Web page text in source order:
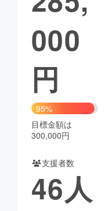
書籍・雑誌
チャレンジ
CAMPFIRE Creation
コミュニティ
000
円
95%
目標金額は
300,000円
支援者数
46人